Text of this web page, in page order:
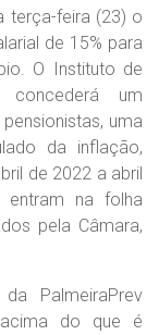
terça-feira (23) o
de 15% para
O Instituto de
concederá um
uma
da inflação,
de 2022 a abril
entram na folha
pela Câmara,
PalmeiraPrev
do que é